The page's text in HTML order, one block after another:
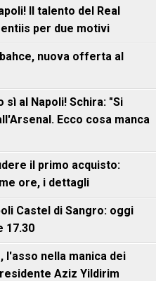
Il talento del Real
per due motivi
nuova offerta al
sì al Napoli! Schira: "Si
Ecco cosa manca
il primo acquisto:
ore, i dettagli
Castel di Sangro: oggi
17.30
l'asso nella manica dei
Aziz Yildirim